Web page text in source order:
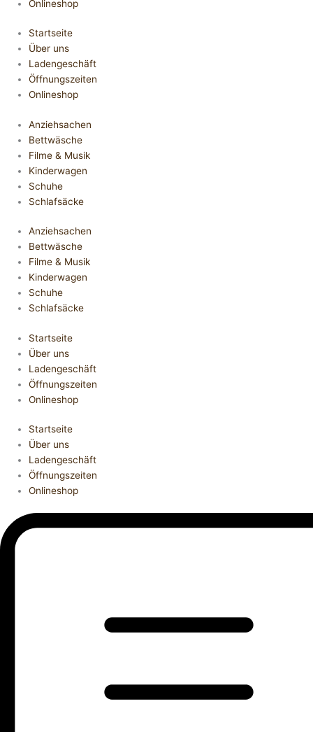
Onlineshop
Startseite
Über uns
Ladengeschäft
Öffnungszeiten
Onlineshop
Anziehsachen
Bettwäsche
Filme & Musik
Kinderwagen
Schuhe
Schlafsäcke
Anziehsachen
Bettwäsche
Filme & Musik
Kinderwagen
Schuhe
Schlafsäcke
Startseite
Über uns
Ladengeschäft
Öffnungszeiten
Onlineshop
Startseite
Über uns
Ladengeschäft
Öffnungszeiten
Onlineshop